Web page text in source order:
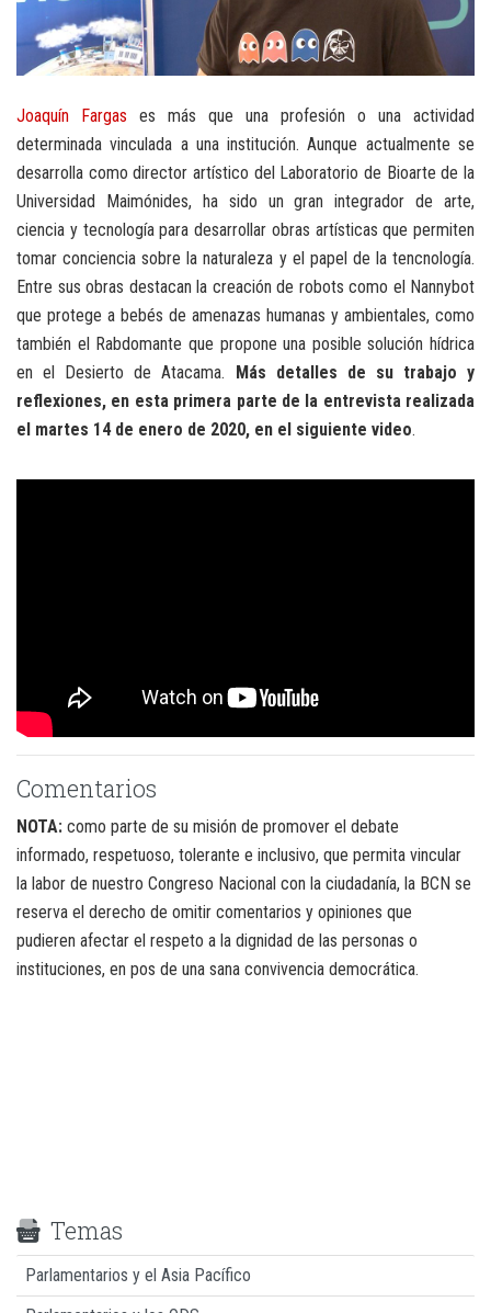
Joaquín Fargas es más que una profesión o una actividad
determinada vinculada a una institución. Aunque actualmente se
desarrolla como director artístico del Laboratorio de Bioarte de la
Universidad Maimónides, ha sido un gran integrador de arte,
ciencia y tecnología para desarrollar obras artísticas que permiten
tomar conciencia sobre la naturaleza y el papel de la tencnología.
Entre sus obras destacan la creación de robots como el Nannybot
que protege a bebés de amenazas humanas y ambientales, como
también el Rabdomante que propone una posible solución hídrica
en el Desierto de Atacama.
Más detalles de su trabajo y
reflexiones, en esta primera parte de la entrevista realizada
el martes 14 de enero de 2020, en el siguiente video.
Comentarios
NOTA: como parte de su misión de promover el debate
informado, respetuoso, tolerante e inclusivo, que permita vincular
la labor de nuestro Congreso Nacional con la ciudadanía, la BCN se
reserva el derecho de omitir comentarios y opiniones que
pudieren afectar el respeto a la dignidad de las personas o
instituciones, en pos de una sana convivencia democrática.
Temas
Parlamentarios y el Asia Pacífico